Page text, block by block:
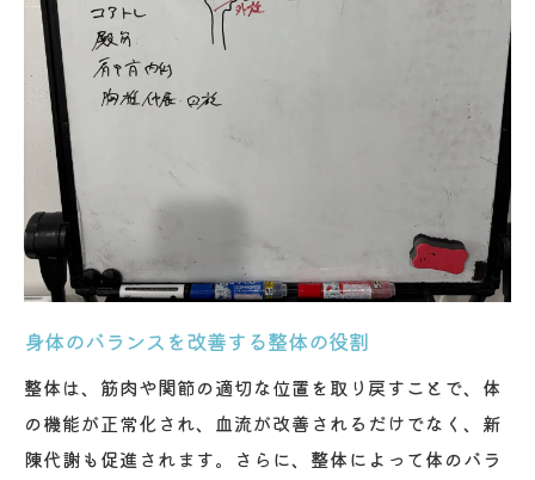
健康維持に役立つ整体の基礎知識
整体を理解し日常生活に活かす
整体施術で目指す健康ライフ
整体を通じて健康的な生活をデザイン
身体の歪みを整体で整え自然治癒力を高める方
法
整体による身体の歪み解消法
自然治癒力を高める整体の効果
体のバランスを整える整体の実践
整体で体の機能を最適化する手法
歪みのない体を目指す整体施術
身体のバランスを改善する整体の役割
整体は、筋肉や関節の適切な位置を取り戻すことで、体
の機能が正常化され、血流が改善されるだけでなく、新
陳代謝も促進されます。さらに、整体によって体のバラ